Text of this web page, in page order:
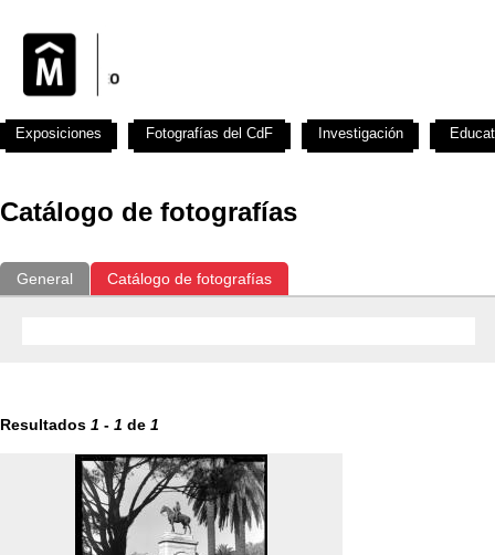
Catálogo de fotografías
General Catálogo de fotografías
Resultados 1 - 1 de 1
Exposiciones Fotografías del CdF Investigación